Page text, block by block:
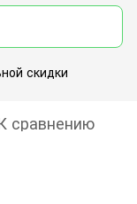
скидки
сравнению